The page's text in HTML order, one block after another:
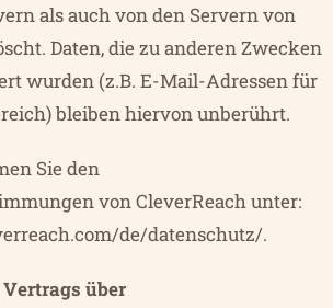
als auch von den Servern von
Daten, die zu anderen Zwecken
wurden (z.B. E-Mail-Adressen für
bleiben hiervon unberührt.
Sie den
von CleverReach unter:
de/datenschutz/.
über